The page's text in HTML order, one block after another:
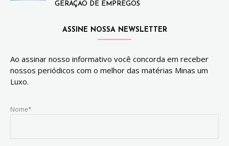
GERAÇÃO DE EMPREGOS
ASSINE NOSSA NEWSLETTER
Ao assinar nosso informativo você concorda em receber
nossos periódicos com o melhor das matérias Minas um
Luxo.
Nome*